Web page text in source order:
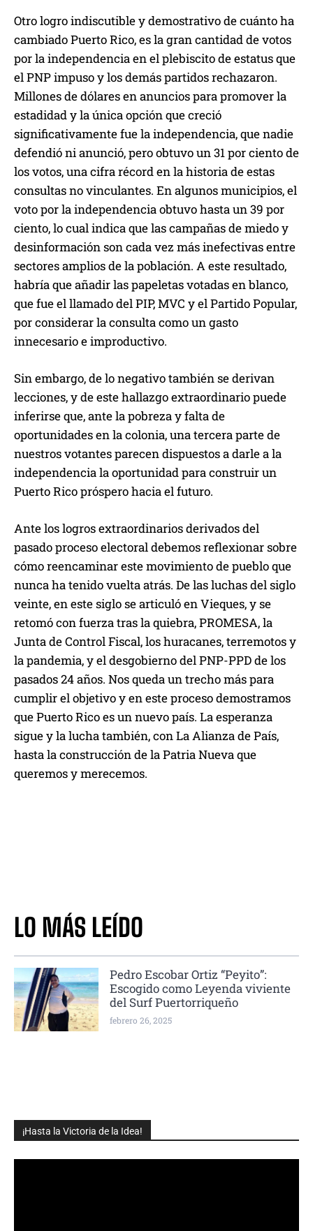
¡Hasta la Victoria de la Idea!
Otro logro indiscutible y demostrativo de cuánto ha
cambiado Puerto Rico, es la gran cantidad de votos
por la independencia en el plebiscito de estatus que
el PNP impuso y los demás partidos rechazaron.
Millones de dólares en anuncios para promover la
estadidad y la única opción que creció
significativamente fue la independencia, que nadie
defendió ni anunció, pero obtuvo un 31 por ciento de
los votos, una cifra récord en la historia de estas
consultas no vinculantes. En algunos municipios, el
voto por la independencia obtuvo hasta un 39 por
ciento, lo cual indica que las campañas de miedo y
desinformación son cada vez más inefectivas entre
sectores amplios de la población. A este resultado,
habría que añadir las papeletas votadas en blanco,
que fue el llamado del PIP, MVC y el Partido Popular,
por considerar la consulta como un gasto
innecesario e improductivo.
Sin embargo, de lo negativo también se derivan
lecciones, y de este hallazgo extraordinario puede
inferirse que, ante la pobreza y falta de
oportunidades en la colonia, una tercera parte de
nuestros votantes parecen dispuestos a darle a la
independencia la oportunidad para construir un
Puerto Rico próspero hacia el futuro.
Ante los logros extraordinarios derivados del
pasado proceso electoral debemos reflexionar sobre
cómo reencaminar este movimiento de pueblo que
nunca ha tenido vuelta atrás. De las luchas del siglo
veinte, en este siglo se articuló en Vieques, y se
retomó con fuerza tras la quiebra, PROMESA, la
Junta de Control Fiscal, los huracanes, terremotos y
la pandemia, y el desgobierno del PNP-PPD de los
pasados 24 años. Nos queda un trecho más para
cumplir el objetivo y en este proceso demostramos
que Puerto Rico es un nuevo país. La esperanza
sigue y la lucha también, con La Alianza de País,
hasta la construcción de la Patria Nueva que
queremos y merecemos.
LO MÁS LEÍDO
Pedro Escobar Ortiz “Peyito”:
Escogido como Leyenda viviente
del Surf Puertorriqueño
febrero 26, 2025